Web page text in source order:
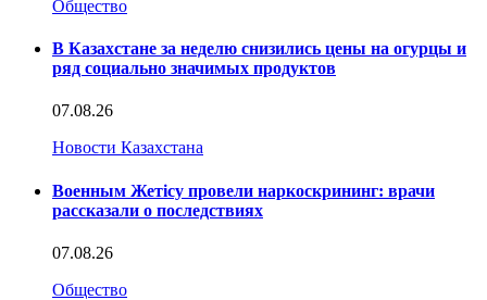
Общество
В Казахстане за неделю снизились цены на огурцы и
ряд социально значимых продуктов
07.08.26
Новости Казахстана
Военным Жетісу провели наркоскрининг: врачи
рассказали о последствиях
07.08.26
Общество